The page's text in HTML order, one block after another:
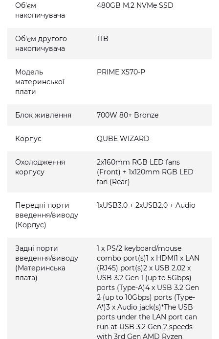
Об'єм
накопичувача
480GB M.2 NVMe SSD
Об'єм другого
накопичувача
1TB
Модель
материнської
плати
PRIME X570-P
Блок живлення 700W 80+ Bronze
Корпус QUBE WIZARD
Охолодження
корпусу
2x160mm RGB LED fans
(Front) + 1x120mm RGB LED
fan (Rear)
Передні порти
введення/виводу
(Корпус)
1xUSB3.0 + 2xUSB2.0 + Audio
Задні порти
введення/виводу
(Материнська
плата)
1 x PS/2 keyboard/mouse
combo port(s)1 x HDMI1 x LAN
(RJ45) port(s)2 x USB 2.02 x
USB 3.2 Gen 1 (up to 5Gbps)
ports (Type-A)4 x USB 3.2 Gen
2 (up to 10Gbps) ports (Type-
A*)3 x Audio jack(s)*The USB
ports under the LAN port can
run at USB 3.2 Gen 2 speeds
with 3rd Gen AMD Ryzen